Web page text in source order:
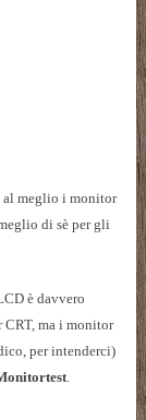
al meglio i monitor
di sè per gli
è davvero
ma i monitor
per intenderci)
.